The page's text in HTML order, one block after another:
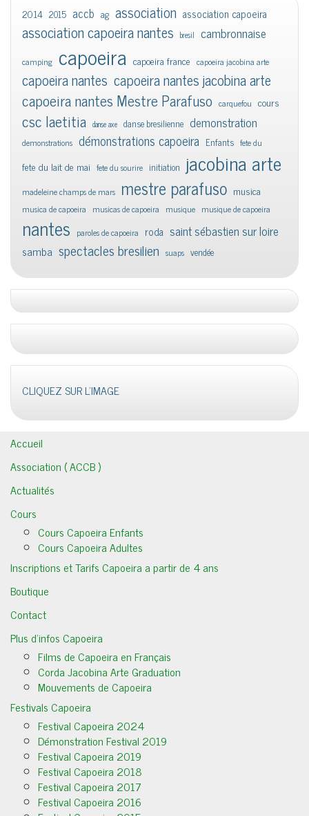
2014 2015 accb ag association association capoeira
association capoeira nantes bresil cambronnaise
camping capoeira capoeira france capoeira jacobina arte
capoeira nantes capoeira nantes jacobina arte
capoeira nantes Mestre Parafuso carquefou cours
csc laetitia danse axe danse bresilienne demonstration
demonstrations démonstrations capoeira Enfants fete du
fete du lait de mai fete du sourire initiation jacobina arte
madeleine champs de mars mestre parafuso musica
musica de capoeira musicas de capoeira musique musique de capoeira
nantes paroles de capoeira roda saint sébastien sur loire
samba spectacles bresilien suaps vendée
CLIQUEZ SUR L'IMAGE
Accueil
Association ( ACCB )
Actualités
Cours
Cours Capoeira Enfants
Cours Capoeira Adultes
Inscriptions et Tarifs Capoeira a partir de 4 ans
Boutique
Contact
Plus d’infos Capoeira
Films de Capoeira en Français
Corda Jacobina Arte Graduation
Mouvements de Capoeira
Festivals Capoeira
Festival Capoeira 2024
Démonstration Festival 2019
Festival Capoeira 2019
Festival Capoeira 2018
Festival Capoeira 2017
Festival Capoeira 2016